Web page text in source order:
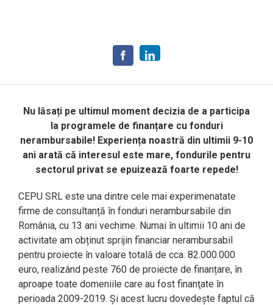
Nu lăsați pe ultimul moment decizia de a participa
la programele de finanțare cu fonduri
nerambursabile! Experiența noastră din ultimii 9-10
ani arată că interesul este mare, fondurile pentru
sectorul privat se epuizează foarte repede!
CEPU SRL este una dintre cele mai experimenatate
firme de consultanță în fonduri nerambursabile din
România, cu 13 ani vechime. Numai în ultimii 10 ani de
activitate am obținut sprijin financiar nerambursabil
pentru proiecte în valoare totală de cca. 82.000.000
euro, realizând peste 760 de proiecte de finanțare, în
aproape toate domeniile care au fost finanţate în
perioada 2009-2019. Și acest lucru dovedește faptul că